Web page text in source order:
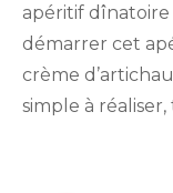
apéritif
démarrer cet
crème
simple à